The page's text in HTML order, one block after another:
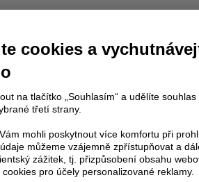
můžete zahájit diskusi. Zatím nebyl zadán žádný
). Pokud nemáte účet, na který
cookies a
na tlačítko „Souhlasím“ a udělíte
třetí strany.
mohli poskytnout více komfortu při
můžeme vzájemně zpřístupňovat a
zážitek, tj. přizpůsobení obsahu
pro účely personalizované reklamy.